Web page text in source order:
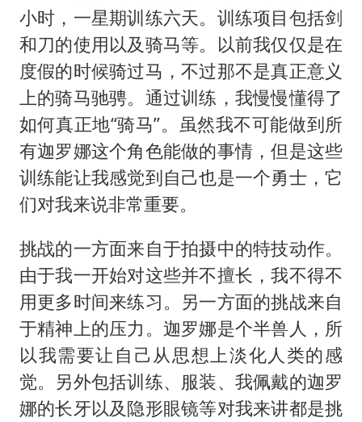
小时，一星期训练六天。训练项目包括剑
和刀的使用以及骑马等。以前我仅仅是在
度假的时候骑过马，不过那不是真正意义
上的骑马驰骋。通过训练，我慢慢懂得了
如何真正地“骑马”。虽然我不可能做到所
有迦罗娜这个角色能做的事情，但是这些
训练能让我感觉到自己也是一个勇士，它
们对我来说非常重要。
挑战的一方面来自于拍摄中的特技动作。
由于我一开始对这些并不擅长，我不得不
用更多时间来练习。另一方面的挑战来自
于精神上的压力。迦罗娜是个半兽人，所
以我需要让自己从思想上淡化人类的感
觉。另外包括训练、服装、我佩戴的迦罗
娜的长牙以及隐形眼镜等对我来讲都是挑